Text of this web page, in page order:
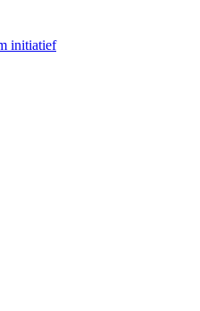
initiatief